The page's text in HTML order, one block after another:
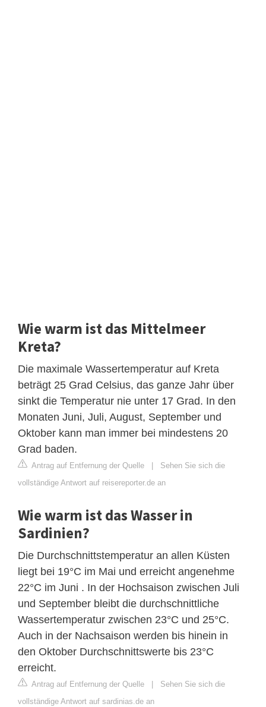
Wie warm ist das Mittelmeer
Kreta?
Die maximale Wassertemperatur auf Kreta
beträgt 25 Grad Celsius, das ganze Jahr über
sinkt die Temperatur nie unter 17 Grad. In den
Monaten Juni, Juli, August, September und
Oktober kann man immer bei mindestens 20
Grad baden.
Antrag auf Entfernung der Quelle | Sehen Sie sich die
vollständige Antwort auf reisereporter.de an
Wie warm ist das Wasser in
Sardinien?
Die Durchschnittstemperatur an allen Küsten
liegt bei 19°C im Mai und erreicht angenehme
22°C im Juni . In der Hochsaison zwischen Juli
und September bleibt die durchschnittliche
Wassertemperatur zwischen 23°C und 25°C.
Auch in der Nachsaison werden bis hinein in
den Oktober Durchschnittswerte bis 23°C
erreicht.
Antrag auf Entfernung der Quelle | Sehen Sie sich die
vollständige Antwort auf sardinias.de an